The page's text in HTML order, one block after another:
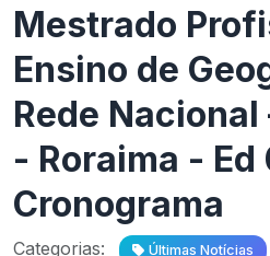
Mestrado
Ensino de
Rede Nacional
- Roraima -
Cronograma
Categorias:
Últimas Notícias